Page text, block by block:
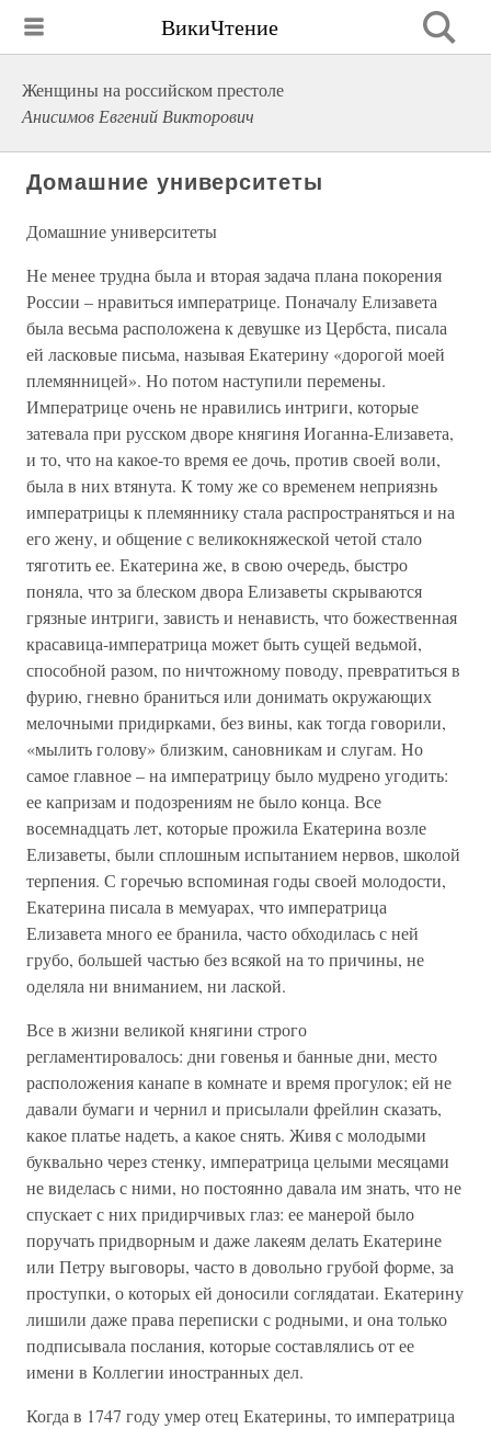
ВикиЧтение
Женщины на российском престоле
Анисимов Евгений Викторович
Домашние университеты
Домашние университеты
Не менее трудна была и вторая задача плана покорения
России – нравиться императрице. Поначалу Елизавета
была весьма расположена к девушке из Цербста, писала
ей ласковые письма, называя Екатерину «дорогой моей
племянницей». Но потом наступили перемены.
Императрице очень не нравились интриги, которые
затевала при русском дворе княгиня Иоганна-Елизавета,
и то, что на какое-то время ее дочь, против своей воли,
была в них втянута. К тому же со временем неприязнь
императрицы к племяннику стала распространяться и на
его жену, и общение с великокняжеской четой стало
тяготить ее. Екатерина же, в свою очередь, быстро
поняла, что за блеском двора Елизаветы скрываются
грязные интриги, зависть и ненависть, что божественная
красавица-императрица может быть сущей ведьмой,
способной разом, по ничтожному поводу, превратиться в
фурию, гневно браниться или донимать окружающих
мелочными придирками, без вины, как тогда говорили,
«мылить голову» близким, сановникам и слугам. Но
самое главное – на императрицу было мудрено угодить:
ее капризам и подозрениям не было конца. Все
восемнадцать лет, которые прожила Екатерина возле
Елизаветы, были сплошным испытанием нервов, школой
терпения. С горечью вспоминая годы своей молодости,
Екатерина писала в мемуарах, что императрица
Елизавета много ее бранила, часто обходилась с ней
грубо, большей частью без всякой на то причины, не
оделяла ни вниманием, ни лаской.
Все в жизни великой княгини строго
регламентировалось: дни говенья и банные дни, место
расположения канапе в комнате и время прогулок; ей не
давали бумаги и чернил и присылали фрейлин сказать,
какое платье надеть, а какое снять. Живя с молодыми
буквально через стенку, императрица целыми месяцами
не виделась с ними, но постоянно давала им знать, что не
спускает с них придирчивых глаз: ее манерой было
поручать придворным и даже лакеям делать Екатерине
или Петру выговоры, часто в довольно грубой форме, за
проступки, о которых ей доносили соглядатаи. Екатерину
лишили даже права переписки с родными, и она только
подписывала послания, которые составлялись от ее
имени в Коллегии иностранных дел.
Когда в 1747 году умер отец Екатерины, то императрица